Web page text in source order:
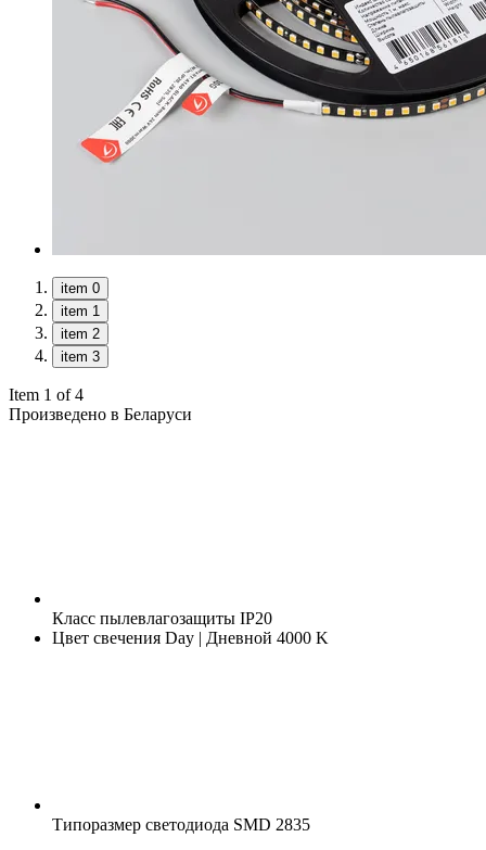
item 0
item 1
item 2
item 3
Item 1 of 4
Произведено в Беларуси
Класс пылевлагозащиты IP20
Цвет свечения Day | Дневной 4000 K
Типоразмер светодиода SMD 2835